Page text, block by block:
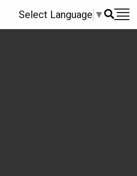
Select Language ▼